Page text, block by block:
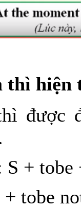
thì hiện
được
S +
+ tobe